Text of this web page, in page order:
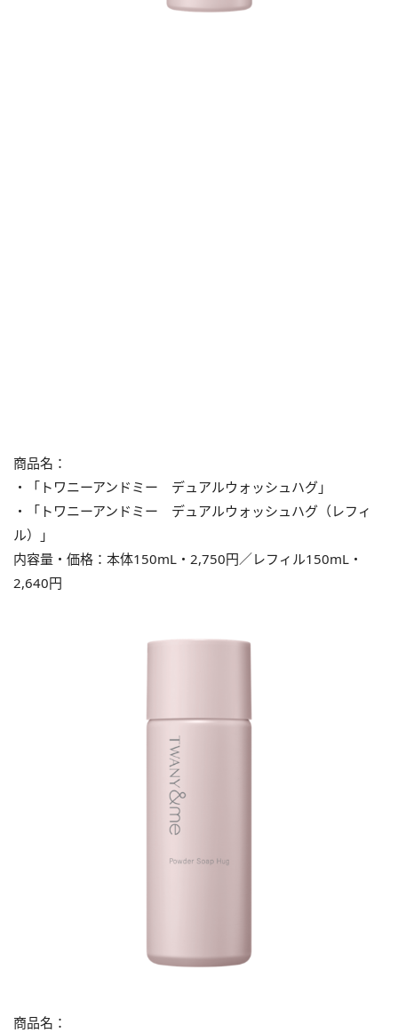
商品名：
・「トワニーアンドミー デュアルウォッシュハグ」
・「トワニーアンドミー デュアルウォッシュハグ（レフィ
ル）」
内容量・価格：本体150mL・2,750円／レフィル150mL・
2,640円
商品名：